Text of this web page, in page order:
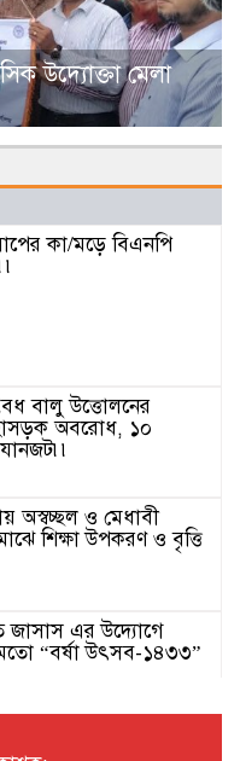
উদ্যোক্তা মেলা
কা/মড়ে বিএনপি
বালু উত্তোলনের
অবরোধ, ১০
অস্বচ্ছল ও মেধাবী
মাঝে শিক্ষা উপকরণ ও বৃত্তি
জাসাস এর উদ্যোগে
“বর্ষা উৎসব-১৪৩৩”